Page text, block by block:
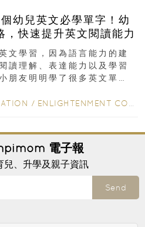
幼兒英文必學單字！幼
，快速提升英文閱讀能力
文學習，因為語言能力的建
讀理解、表達能力以及學習
朋友明明學了很多英文單
/ ENLIGHTENMENT CORNER
電子報
兒、升學及親子資訊
Send